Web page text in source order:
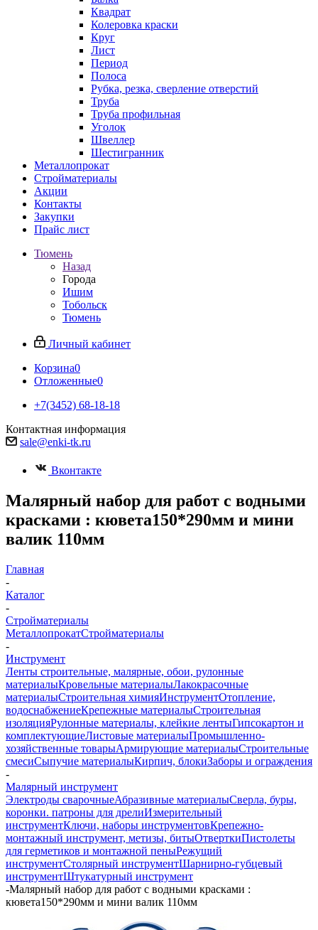
Квадрат
Колеровка краски
Круг
Лист
Период
Полоса
Рубка, резка, сверление отверстий
Труба
Труба профильная
Уголок
Швеллер
Шестигранник
Металлопрокат
Стройматериалы
Акции
Контакты
Закупки
Прайс лист
Тюмень
Назад
Города
Ишим
Тобольск
Тюмень
Личный кабинет
Корзина0
Отложенные0
+7(3452) 68-18-18
Контактная информация
sale@enki-tk.ru
Вконтакте
Малярный набор для работ с водными
красками : кювета150*290мм и мини
валик 110мм
Главная
-
Каталог
-
Стройматериалы
МеталлопрокатСтройматериалы
-
Инструмент
Ленты строительные, малярные, обои, рулонные
материалыКровельные материалыЛакокрасочные
материалыСтроительная химияИнструментОтопление,
водоснабжениеКрепежные материалыСтроительная
изоляцияРулонные материалы, клейкие лентыГипсокартон и
комплектующиеЛистовые материалыПромышленно-
хозяйственные товарыАрмирующие материалыСтроительные
смесиСыпучие материалыКирпич, блокиЗаборы и ограждения
-
Малярный инструмент
Электроды сварочныеАбразивные материалыСверла, буры,
коронки. патроны для дрелиИзмерительный
инструментКлючи, наборы инструментовКрепежно-
монтажный инструмент, метизы, битыОтверткиПистолеты
для герметиков и монтажной пеныРежущий
инструментСтолярный инструментШарнирно-губцевый
инструментШтукатурный инструмент
-Малярный набор для работ с водными красками :
кювета150*290мм и мини валик 110мм